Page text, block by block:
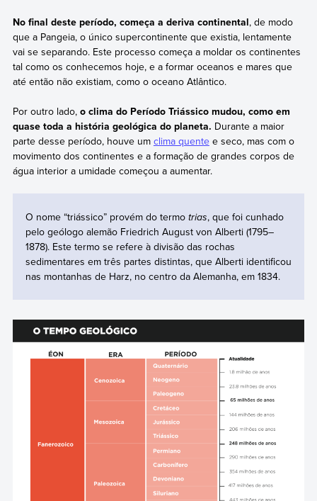
No final deste período, começa a deriva continental, de modo
que a Pangeia, o único supercontinente que existia, lentamente
vai se separando. Este processo começa a moldar os continentes
tal como os conhecemos hoje, e a formar oceanos e mares que
até então não existiam, como o oceano Atlântico.
Por outro lado, o clima do Período Triássico mudou, como em
quase toda a história geológica do planeta. Durante a maior
parte desse período, houve um clima quentee seco, mas com o
movimento dos continentes e a formação de grandes corpos de
água interior a umidade começou a aumentar.
O nome “triássico” provém do termo trias, que foi cunhado
pelo geólogo alemão Friedrich August von Alberti (1795–
1878). Este termo se refere à divisão das rochas
sedimentares em três partes distintas, que Alberti identificou
nas montanhas de Harz, no centro da Alemanha, em 1834.